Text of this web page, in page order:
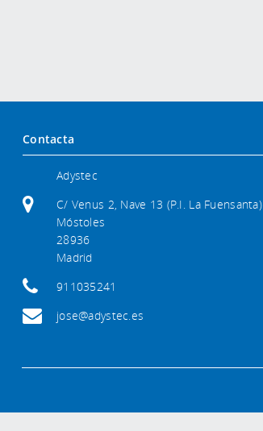
Contacta
Adystec
C/ Venus 2, Nave 13 (P.I. La Fuensanta)
Móstoles
28936
Madrid
911035241
jose@adystec.es